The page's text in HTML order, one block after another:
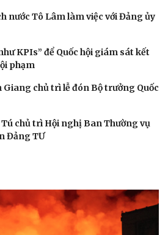
Đọc truyện đêm khuya
Hạt giống tâm hồn
nước Tô Lâm làm việc với Đảng ủy
KPIs” để Quốc hội giám sát kết
phạm
chủ trì lễ đón Bộ trưởng Quốc
chủ trì Hội nghị Ban Thường vụ
Đảng TƯ